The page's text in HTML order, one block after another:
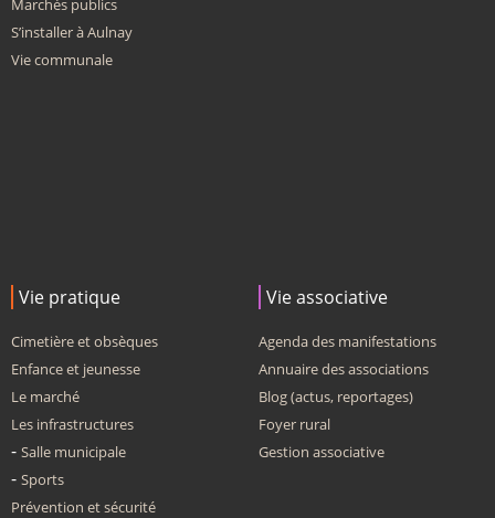
Marchés publics
S’installer à Aulnay
Vie communale
Vie pratique
Cimetière et obsèques
Enfance et jeunesse
Le marché
Les infrastructures
Salle municipale
Sports
Prévention et sécurité
Vie associative
Agenda des manifestations
Annuaire des associations
Blog (actus, reportages)
Foyer rural
Gestion associative